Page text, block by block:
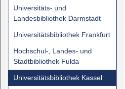
Universitäts- und
Landesbibliothek Darmstadt
Universitätsbibliothek Frankfurt
Hochschul-, Landes- und
Stadtbibliothek Fulda
Universitätsbibliothek Kassel